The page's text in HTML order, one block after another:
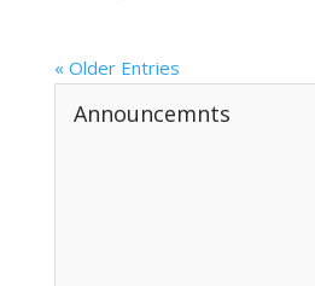
« Older Entries
Announcemnts